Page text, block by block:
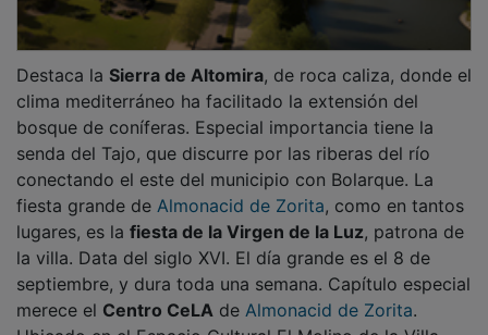
clima mediterráneo ha facilitado la extensión del
bosque de coníferas. Especial importancia tiene la
senda del Tajo, que discurre por las riberas del río
conectando el este del municipio con Bolarque. La
fiesta grande deAlmonacid de Zorita , como en tantos
lugares, es la fiesta de la Virgen de la Luz, patrona de
la villa. Data del siglo XVI. El día grande es el 8 de
septiembre, y dura toda una semana. Capítulo especial
merece elCentro CeLA deAlmonacid de Zorita.
Ubicado en el Espacio Cultural El Molino de la Villa,